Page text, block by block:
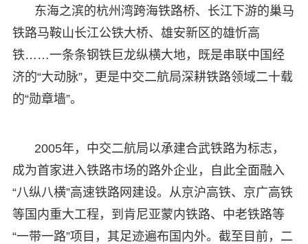
东海之滨的杭州湾跨海铁路桥、长江下游的巢马
铁路马鞍山长江公铁大桥、雄安新区的雄忻高
铁……一条条钢铁巨龙纵横大地，既是串联中国经
济的“大动脉”，更是中交二航局深耕铁路领域二十载
的“勋章墙”。
2005年，中交二航局以承建合武铁路为标志，
成为首家进入铁路市场的路外企业，自此全面融入
“八纵八横”高速铁路网建设。从京沪高铁、京广高铁
等国内重大工程，到肯尼亚蒙内铁路、中老铁路等
“一带一路”项目，其足迹遍布国内外。截至目前，二